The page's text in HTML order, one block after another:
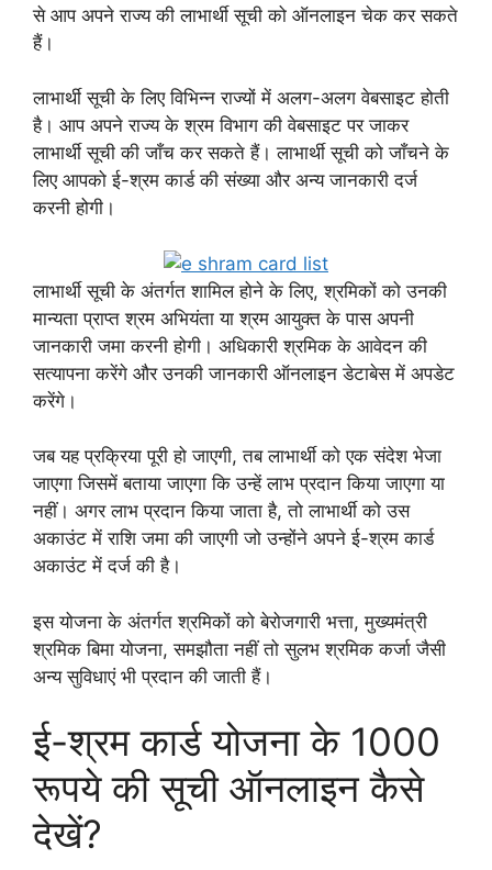
से आप अपने राज्य की लाभार्थी सूची को ऑनलाइन चेक कर सकते
हैं।
लाभार्थी सूची के लिए विभिन्न राज्यों में अलग-अलग वेबसाइट होती
है। आप अपने राज्य के श्रम विभाग की वेबसाइट पर जाकर
लाभार्थी सूची की जाँच कर सकते हैं। लाभार्थी सूची को जाँचने के
लिए आपको ई-श्रम कार्ड की संख्या और अन्य जानकारी दर्ज
करनी होगी।
लाभार्थी सूची के अंतर्गत शामिल होने के लिए, श्रमिकों को उनकी
मान्यता प्राप्त श्रम अभियंता या श्रम आयुक्त के पास अपनी
जानकारी जमा करनी होगी। अधिकारी श्रमिक के आवेदन की
सत्यापना करेंगे और उनकी जानकारी ऑनलाइन डेटाबेस में अपडेट
करेंगे।
जब यह प्रक्रिया पूरी हो जाएगी, तब लाभार्थी को एक संदेश भेजा
जाएगा जिसमें बताया जाएगा कि उन्हें लाभ प्रदान किया जाएगा या
नहीं। अगर लाभ प्रदान किया जाता है, तो लाभार्थी को उस
अकाउंट में राशि जमा की जाएगी जो उन्होंने अपने ई-श्रम कार्ड
अकाउंट में दर्ज की है।
इस योजना के अंतर्गत श्रमिकों को बेरोजगारी भत्ता, मुख्यमंत्री
श्रमिक बिमा योजना, समझौता नहीं तो सुलभ श्रमिक कर्जा जैसी
अन्य सुविधाएं भी प्रदान की जाती हैं।
ई-श्रम कार्ड योजना के 1000
रूपये की सूची ऑनलाइन कैसे
देखें?